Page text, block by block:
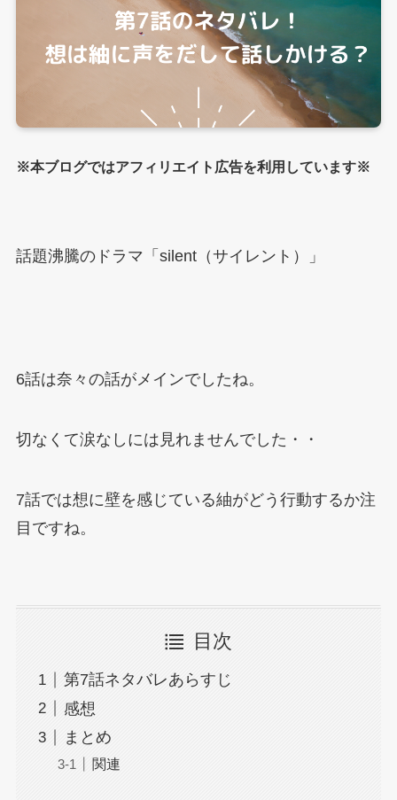
※本ブログではアフィリエイト広告を利用しています※
話題沸騰のドラマ「silent（サイレント）」
6話は奈々の話がメインでしたね。
切なくて涙なしには見れませんでした・・
7話では想に壁を感じている紬がどう行動するか注
目ですね。
目次
第7話ネタバレあらすじ
感想
まとめ
関連